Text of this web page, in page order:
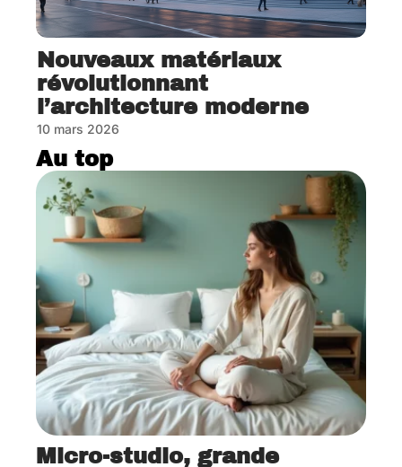
Nouveaux matériaux
révolutionnant
l’architecture moderne
10 mars 2026
Au top
Micro-studio, grande